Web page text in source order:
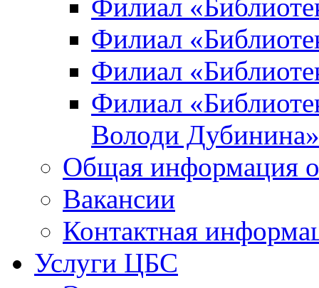
Филиал
Филиал
Филиал
Филиал
Володи Дубинина»
Общая информация
Вакансии
Контактная
Услуги ЦБС